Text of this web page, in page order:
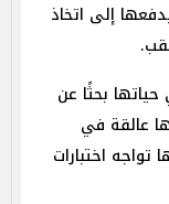
إلى اتخاذ
بحثًا عن
عالقة في
اختبارات